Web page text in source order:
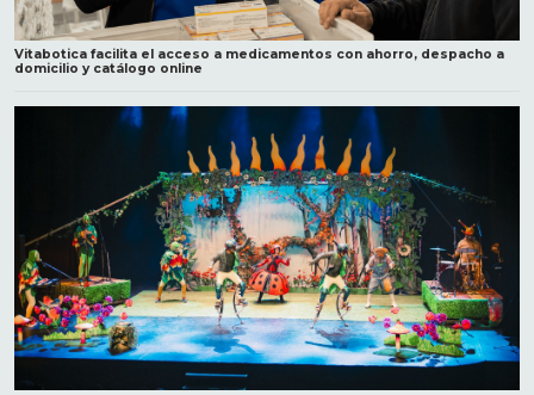
Vitabotica facilita el acceso a medicamentos con ahorro, despacho a
domicilio y catálogo online